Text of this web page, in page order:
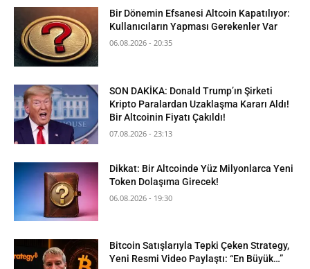
Bir Dönemin Efsanesi Altcoin Kapatılıyor:
Kullanıcıların Yapması Gerekenler Var
06.08.2026 - 20:35
SON DAKİKA: Donald Trump’ın Şirketi
Kripto Paralardan Uzaklaşma Kararı Aldı!
Bir Altcoinin Fiyatı Çakıldı!
07.08.2026 - 23:13
Dikkat: Bir Altcoinde Yüz Milyonlarca Yeni
Token Dolaşıma Girecek!
06.08.2026 - 19:30
Bitcoin Satışlarıyla Tepki Çeken Strategy,
Yeni Resmi Video Paylaştı: “En Büyük…”